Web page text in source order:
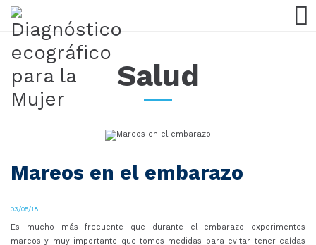
Salud
Mareos en el embarazo
03/05/18
Es mucho más frecuente que durante el embarazo experimentes
mareos y muy importante que tomes medidas para evitar tener caídas